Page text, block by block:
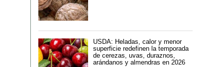
USDA: Heladas, calor y menor
superficie redefinen la temporada
de cerezas, uvas, duraznos,
arándanos y almendras en 2026